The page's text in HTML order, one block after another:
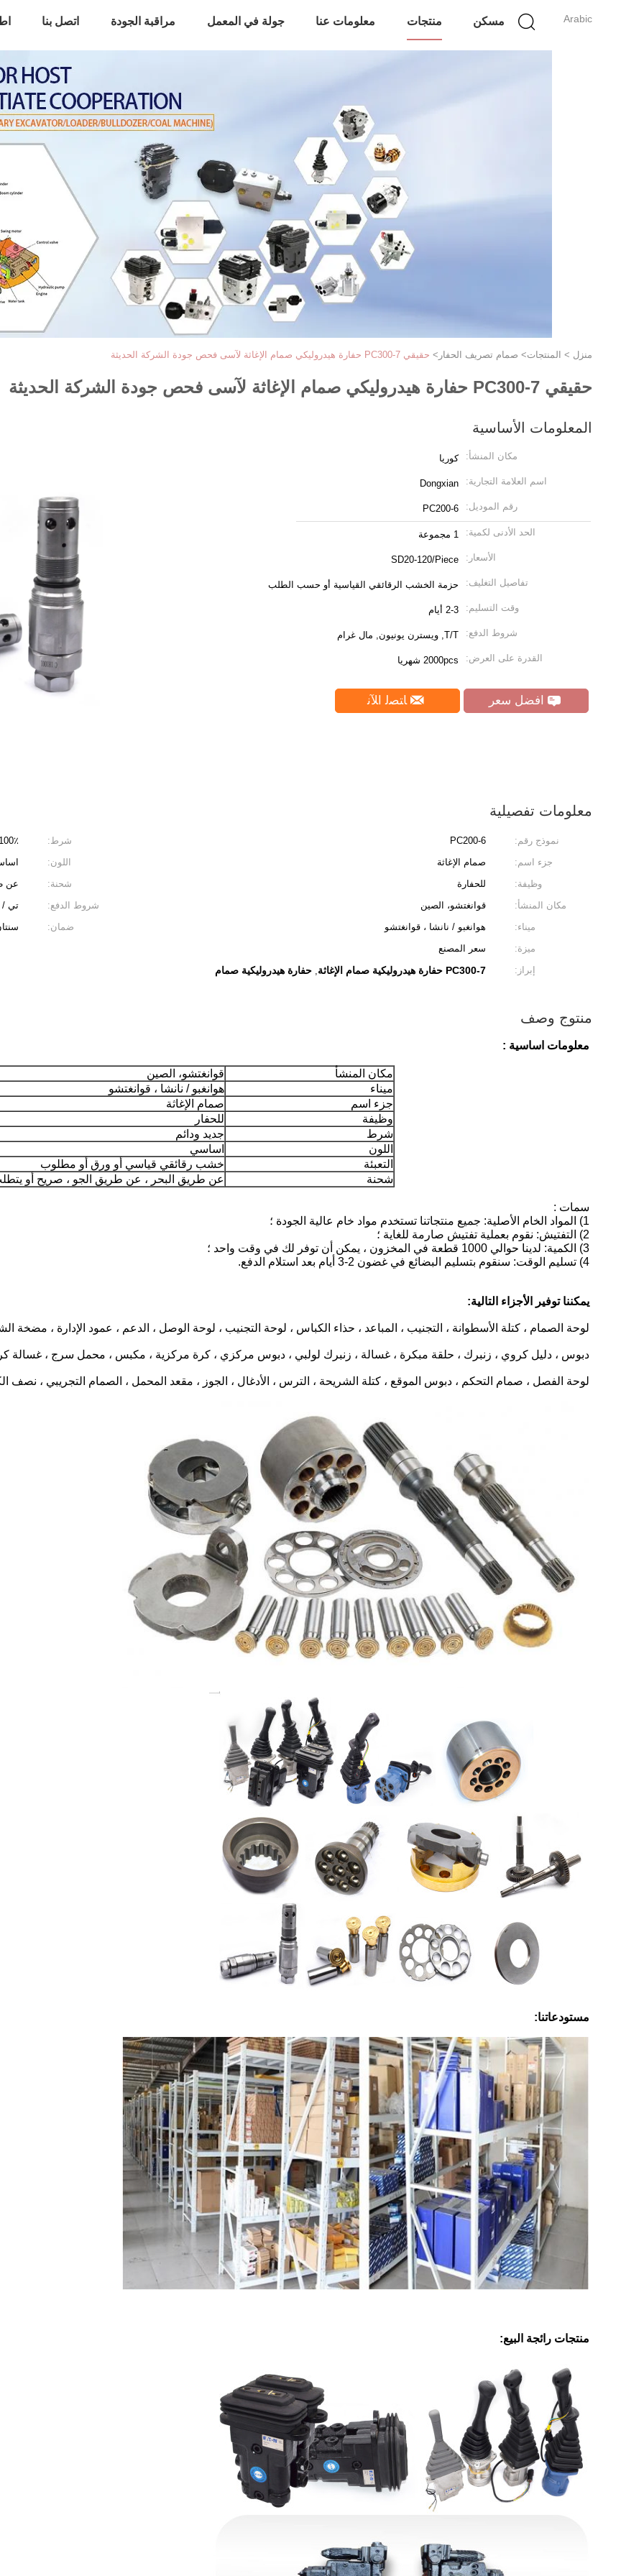
Arabic مسكن منتجات معلومات عنا جولة في المعمل مراقبة الجودة اتصل بنا
منزل > المنتجات> صمام تصريف الحفار > حقيقي PC300-7 حفارة هيدروليكي صمام الإغاثة لآسى فحص جودة الشركة الحديثة
حقيقي PC300-7 حفارة هيدروليكي صمام الإغاثة لآسى فحص جودة الشركة الحديثة
المعلومات الأساسية
مكان المنشأ: كوريا
اسم العلامة التجارية: Dongxian
رقم الموديل: PC200-6
الحد الأدنى لكمية: 1 مجموعة
الأسعار: SD20-120/Piece
تفاصيل التغليف: حزمة الخشب الرقائقي القياسية أو حسب الطلب
وقت التسليم: 2-3 أيام
شروط الدفع: T/T, ويسترن يونيون, مال غرام
القدرة على العرض: 2000pcs شهريا
افضل سعر ﺎﺘﺼﻟ ﺍﻶﻧ
معلومات تفصيلية
نموذج رقم: PC200-6 شرط:
100٪ جديد
جزء اسم:
صمام الإغاثة اللون:
وظيفة:
للحفارة شحنة:
عن
مكان المنشأ:
قوانغتشو، الصين شروط الدفع:
تي /
ميناء:
هوانغبو / نانشا ، قوانغتشو ضمان:
ميزة:
سعر المصنع
إبراز:
PC300-7 حفارة هيدروليكية صمام الإغاثة , حفارة هيدروليكية صمام
منتوج وصف
معلومات اساسية :
مكان المنشأ
قوانغتشو، الصين
ميناء
هوانغبو / نانشا ، قوانغتشو
جزء اسم
صمام الإغاثة
وظيفة
للحفار
شرط
جديد ودائم
اللون
اساسي
التعبئة
خشب رقائقي قياسي أو ورق أو مطلوب
شحنة
عن طريق البحر ، عن طريق الجو ، صريح أو
سمات :
1) المواد الخام الأصلية: جميع منتجاتنا تستخدم مواد خام عالية الجودة ؛
2) التفتيش: نقوم بعملية تفتيش صارمة للغاية ؛
3) الكمية: لدينا حوالي 1000 قطعة في المخزون ، يمكن أن توفر لك في وقت واحد ؛
4) تسليم الوقت: سنقوم بتسليم البضائع في غضون 2-3 أيام بعد استلام الدفع.
يمكننا توفير الأجزاء التالية:
لوحة الصمام ، كتلة الأسطوانة ، التجنيب ، المباعد ، حذاء الكباس ، لوحة التجنيب ، لوحة الوصل ، الدعم ، عمود الإدارة ،
دبوس ، دليل كروي ، زنبرك ، حلقة مبكرة ، غسالة ، زنبرك لولبي ، دبوس مركزي ، كرة مركزية ، مكبس ، محمل سرج ، غسالة
لوحة الفصل ، صمام التحكم ، دبوس الموقع ، كتلة الشريحة ، الترس ، الأدغال ، الجوز ، مقعد المحمل ، الصمام التجريبي ، نصف
مستودعاتنا:
منتجات رائجة البيع: